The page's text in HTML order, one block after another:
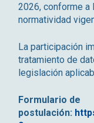
2026, conforme
normatividad
La participación
tratamiento de
legislación
Formulario de
postulación: